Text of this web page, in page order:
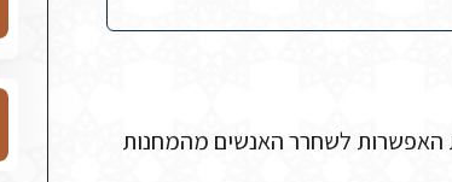
האפשרות לשחרר האנשים מהמחנות